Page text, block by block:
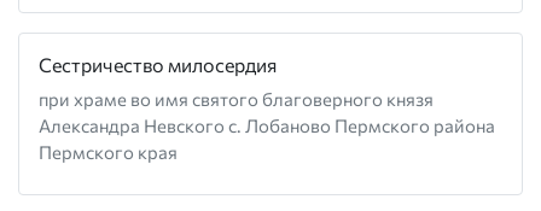
Сестричество милосердия
при храме во имя святого благоверного князя
Александра Невского с. Лобаново Пермского района
Пермского края